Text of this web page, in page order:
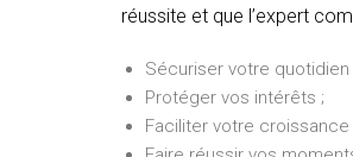
réussite et que l’expert
Sécuriser votre quotidien
Protéger vos intérêts ;
Faciliter votre croissance